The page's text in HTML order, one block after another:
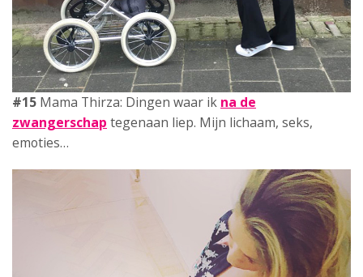
Mama Minke: Zwanger zijn is niet zomijn ding.